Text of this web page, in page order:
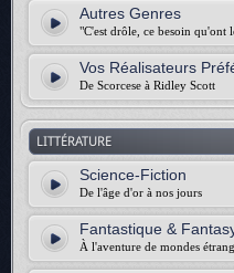
Autres Genres
"C'est drôle, ce besoin qu'ont
Vos Réalisateurs
De Scorcese à Ridley Scott
LITTÉRATURE
Science-Fiction
De l'âge d'or à nos jours
Fantastique &
À l'aventure de mondes